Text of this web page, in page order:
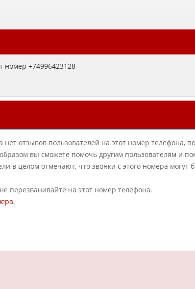
номер +74996423128
нет отзывов пользователей на этот номер телефона,
вы сможете помочь другим пользователям и
в целом отмечают, что звонки с этого номера могут
перезванивайте на этот номер телефона.
.